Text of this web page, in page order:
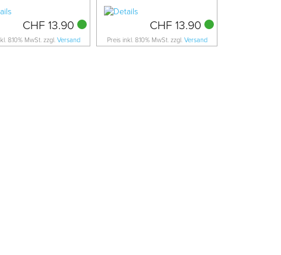
CHF 13.90
8.10% MwSt. zzgl. Versand
CHF 13.90
Preis inkl. 8.10% MwSt. zzgl. Versand